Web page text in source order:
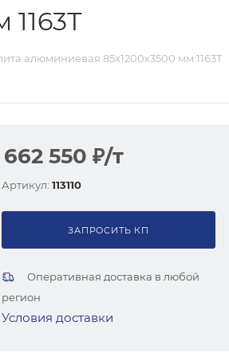
алюминиевая 85х1200х3500 мм 1163Т
662 550 ₽/т
Артикул: 113110
ЗАПРОСИТЬ КП
Оперативная доставка в любой
регион
Условия доставки